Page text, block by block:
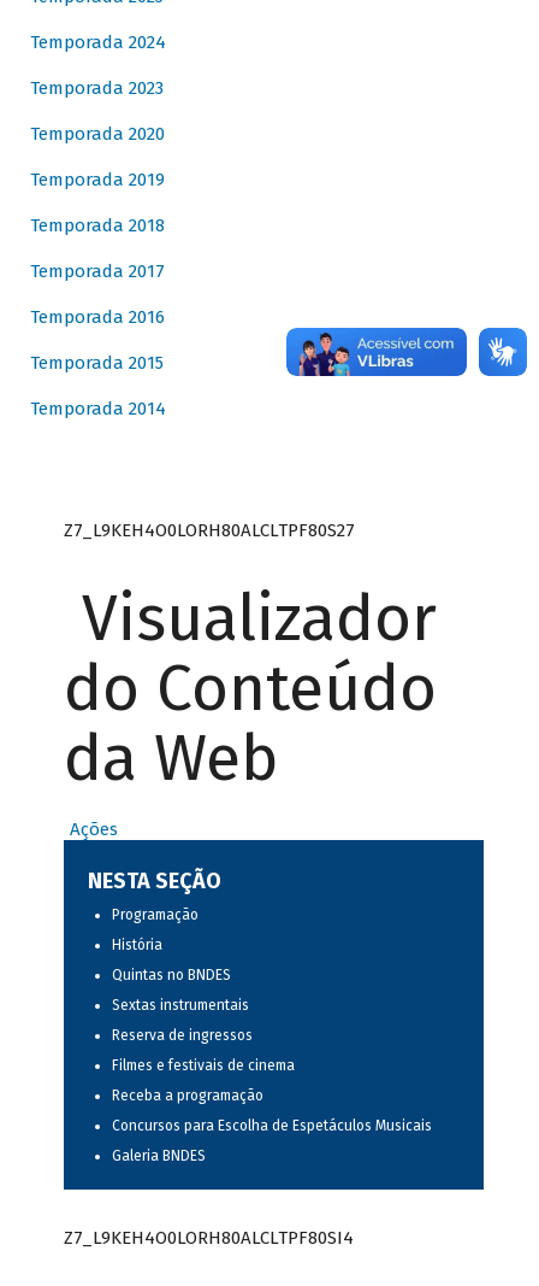
Temporada 2024
Temporada 2023
Temporada 2020
Temporada 2019
Temporada 2018
Temporada 2017
Temporada 2016
Temporada 2015
Temporada 2014
Z7_L9KEH4O0LORH80ALCLTPF80S27
Visualizador
do Conteúdo
da Web
Ações
NESTA SEÇÃO
Programação
História
Quintas no BNDES
Sextas instrumentais
Reserva de ingressos
Filmes e festivais de cinema
Receba a programação
Concursos para Escolha de Espetáculos Musicais
Galeria BNDES
Z7_L9KEH4O0LORH80ALCLTPF80SI4